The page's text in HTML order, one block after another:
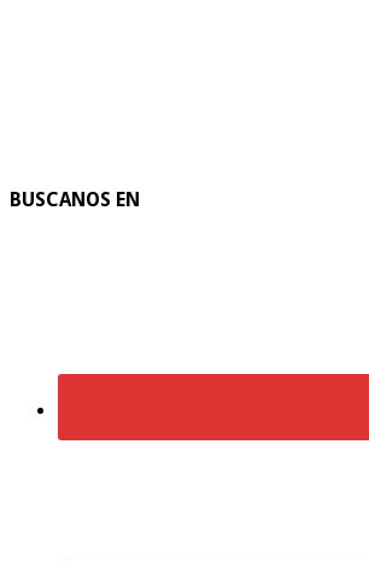
BUSCANOS EN